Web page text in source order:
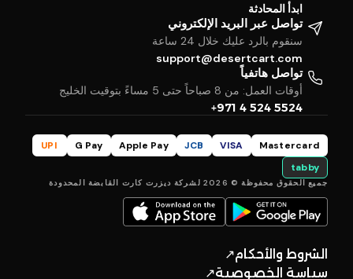
ابدأ المحادثة
تواصل عبر البريد الإلكتروني
سنقوم بالرد عليك خلال 24 ساعة
support@desertcart.com
تواصل هاتفياً
أوقات العمل: من 8 صباحاً حتى 5 مساءً بتوقيت الخليج
+971 4 524 5524
Mastercard
VISA
JCB
Apple Pay
G Pay
UPI
tabby
جميع الحقوق محفوظة © 2026 لشركة ديزرت كارت القابضة المحدودة
الشروط والأحكام↗
سياسة الخصوصية↗